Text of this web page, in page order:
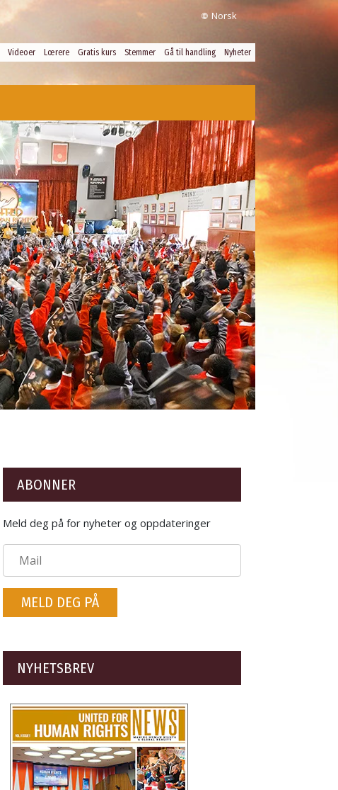
Norsk
Videoer Lœrere Gratis kurs Stemmer Gå til handling Nyheter
ABONNER
Meld deg på for nyheter og oppdateringer
MELD DEG PÅ
NYHETSBREV